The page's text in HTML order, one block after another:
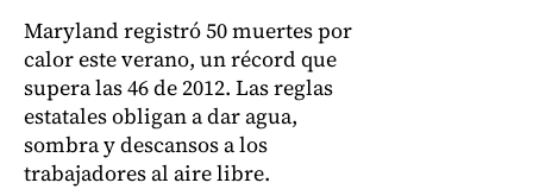
Maryland registró 50 muertes por
calor este verano, un récord que
supera las 46 de 2012. Las reglas
estatales obligan a dar agua,
sombra y descansos a los
trabajadores al aire libre.